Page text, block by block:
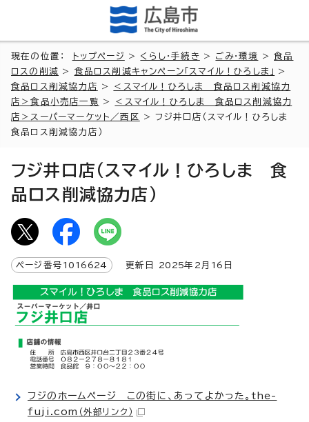
現在の位置： トップページ > くらし・手続き > ごみ・環境 >食品
ロスの削減 > 食品ロス削減キャンペーン「スマイル！ひろしま」
>
食品ロス削減協力店
>
＜スマイル！ひろしま 食品ロス削減協力
店＞食品小売店一覧
>
＜スマイル！ひろしま 食品ロス削減協力
店＞スーパーマーケット／西区
> フジ井口店（スマイル！ひろしま
食品ロス削減協力店）
フジ井口店（スマイル！ひろしま 食
品ロス削減協力店）
ページ番号 1016624 更新日 2025年2月 16 日
フジのホームページ この街に、あってよかった。the-
fuji.com （外部リンク）